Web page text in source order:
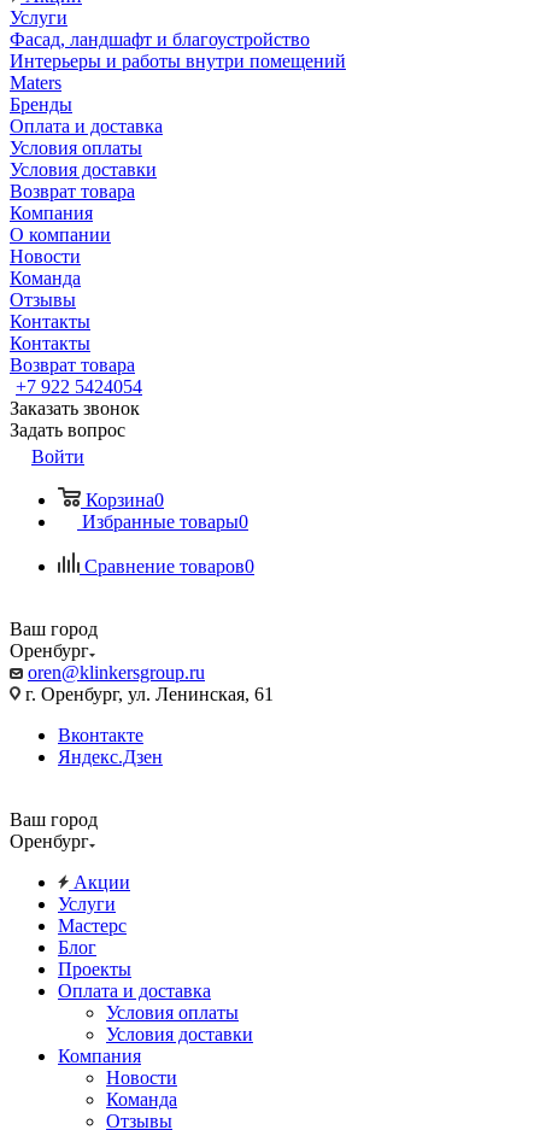
Услуги
Фасад, ландшафт и благоустройство
Интерьеры и работы внутри помещений
Maters
Бренды
Оплата и доставка
Условия оплаты
Условия доставки
Возврат товара
Компания
О компании
Новости
Команда
Отзывы
Контакты
Контакты
Возврат товара
+7 922 5424054
Заказать звонок
Задать вопрос
Войти
Корзина0
Избранные товары0
Сравнение товаров0
Ваш город
Оренбург
oren@klinkersgroup.ru
г. Оренбург, ул. Ленинская, 61
Вконтакте
Яндекс.Дзен
Ваш город
Оренбург
Акции
Услуги
Мастерс
Блог
Проекты
Оплата и доставка
Условия оплаты
Условия доставки
Компания
Новости
Команда
Отзывы